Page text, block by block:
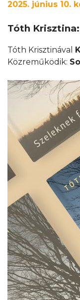
2025. június 10.
Tóth
Tóth Krisztinával
Közreműködik: